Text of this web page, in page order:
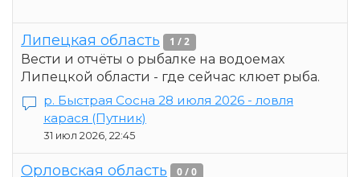
Липецкая область 1 / 2
Вести и отчёты о рыбалке на водоемах
Липецкой области - где сейчас клюет рыба.
р. Быстрая Сосна 28 июля 2026 - ловля
карася (Путник)
31 июл 2026, 22:45
Орловская область 0 / 0